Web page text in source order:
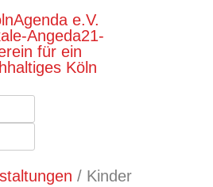
/ Kinder